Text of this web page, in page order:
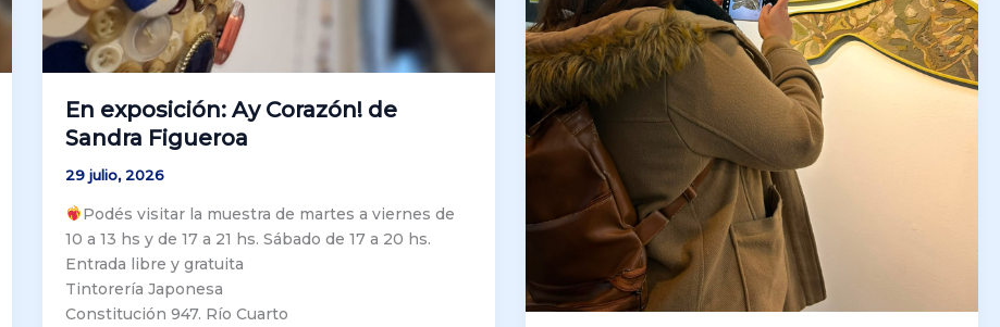
En exposición: Ay Corazón! de
Sandra Figueroa
29 julio, 2026
Podés visitar la muestra de martes a viernes de
10 a 13 hs y de 17 a 21 hs. Sábado de 17 a 20 hs.
Entrada libre y gratuita
Tintorería Japonesa
Constitución 947. Río Cuarto